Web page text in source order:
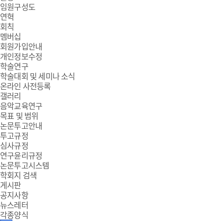
임원구성도
연혁
회칙
멤버십
회원가입안내
개인정보수정
학술연구
학술대회 및 세미나 소식
온라인 사전등록
갤러리
음악교육연구
목표 및 범위
논문투고안내
투고규정
심사규정
연구윤리규정
논문투고시스템
학회지 검색
게시판
공지사항
뉴스레터
각종양식